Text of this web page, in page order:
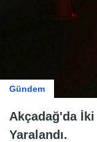
Gündem
Akçadağ'da
Yaralandı.